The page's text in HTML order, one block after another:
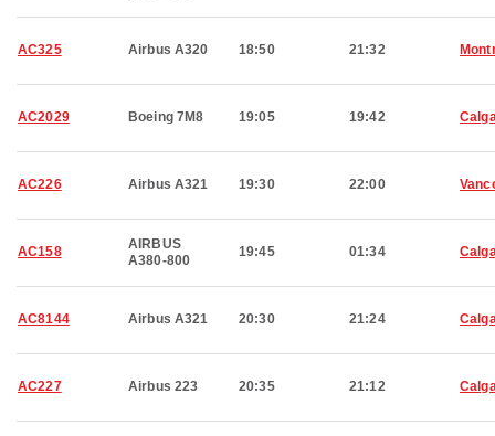
AC325 Airbus A320 18:50 21:32
AC2029 Boeing 7M8 19:05 19:42
AC226 Airbus A321 19:30 22:00
AC158
AIRBUS
A380-800
19:45 01:34
AC8144 Airbus A321 20:30 21:24
AC227 Airbus 223 20:35 21:12